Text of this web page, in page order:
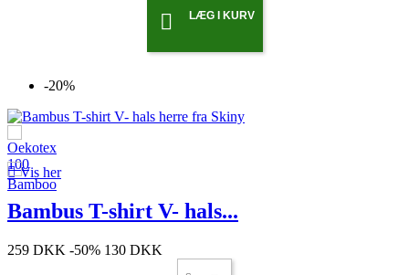
 LÆG I KURV
-20%
Vis her
Bambus T-shirt V- hals...
259 DKK -50% 130 DKK